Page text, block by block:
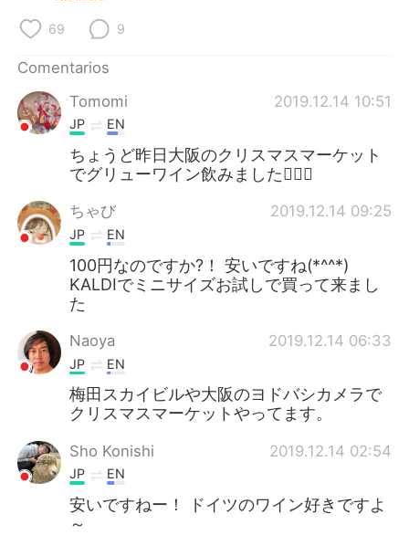
Русский
Türkçe
Português
69 9
Comentarios
Tomomi
2019.12.14 10:51
JP EN
ちょうど昨日大阪のクリスマスマーケット
でグリューワイン飲みました🙋‍♀️✨
ちゃび 2019.12.14 09:25
JP EN
100円なのですか?！ 安いですね(*^^*)
KALDIでミニサイズお試しで買って来まし
た
Naoya 2019.12.14 06:33
JP EN
梅田スカイビルや大阪のヨドバシカメラで
クリスマスマーケットやってます。
Sho Konishi 2019.12.14 02:54
JP EN
安いですねー！ ドイツのワイン好きですよ
～